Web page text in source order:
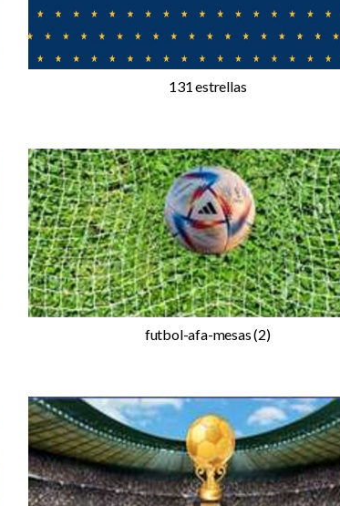
131 estrellas
futbol-afa-mesas (2)